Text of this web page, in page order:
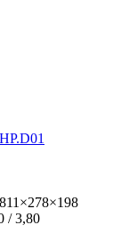
811×278×198
/ 3,80